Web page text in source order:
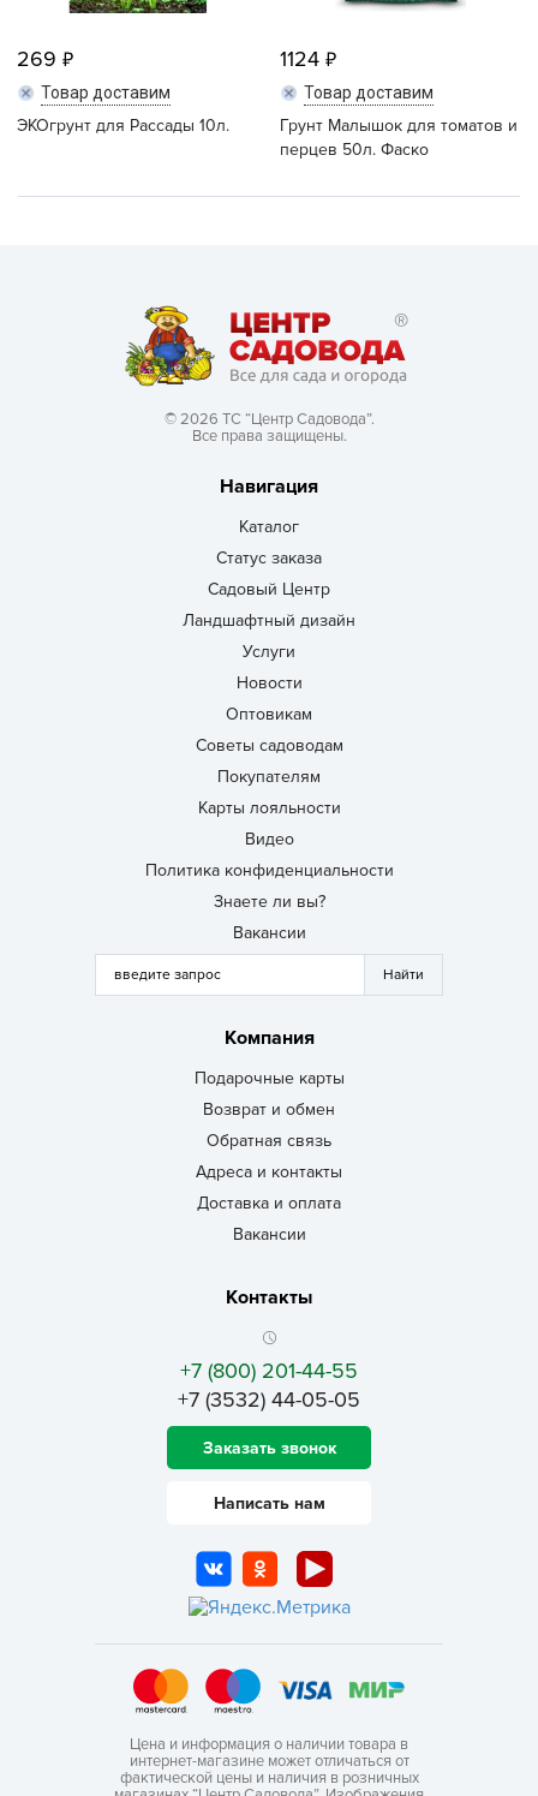
269
Товар доставим
ЭКОгрунт для Рассады 10л.
1124
Товар доставим
Грунт Малышок для томатов и
перцев 50л. Фаско
© 2026 ТС “Центр Садовода”.
Все права защищены.
Навигация
Каталог
Статус заказа
Садовый Центр
Ландшафтный дизайн
Услуги
Новости
Оптовикам
Советы садоводам
Покупателям
Карты лояльности
Видео
Политика конфиденциальности
Знаете ли вы?
Вакансии
Компания
Подарочные карты
Возврат и обмен
Обратная связь
Адреса и контакты
Доставка и оплата
Вакансии
Контакты
+7 (800) 201-44-55
+7 (3532) 44-05-05
Заказать звонок
Написать нам
Цена и информация о наличии товара в
интернет-магазине может отличаться от
фактической цены и наличия в розничных